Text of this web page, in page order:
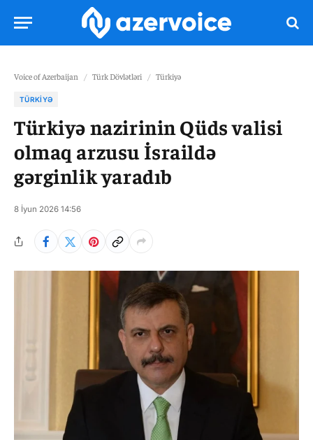
Voice of Azerbaijan / Türk Dövlətləri / Türkiyə
TÜRKIYƏ
Türkiyə nazirinin Qüds valisi
olmaq arzusu İsraildə
gərginlik yaradıb
8 İyun 2026 14:56